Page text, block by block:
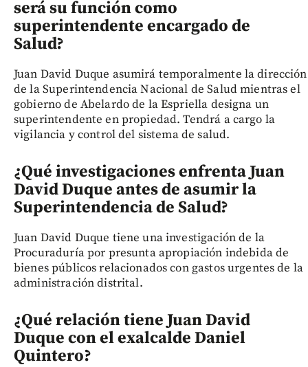
será su función como
superintendente encargado de
Salud?
Juan David Duque asumirá temporalmente la dirección
de la Superintendencia Nacional de Salud mientras el
gobierno de Abelardo de la Espriella designa un
superintendente en propiedad. Tendrá a cargo la
vigilancia y control del sistema de salud.
¿Qué investigaciones enfrenta Juan
David Duque antes de asumir la
Superintendencia de Salud?
Juan David Duque tiene una investigación de la
Procuraduría por presunta apropiación indebida de
bienes públicos relacionados con gastos urgentes de la
administración distrital.
¿Qué relación tiene Juan David
Duque con el exalcalde Daniel
Quintero?